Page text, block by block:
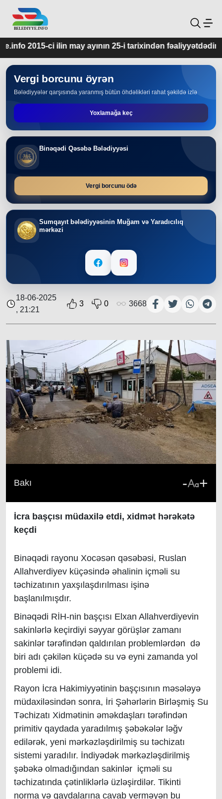
ayının 25-i tarixindən fəaliyyətdədir.
Vergi borcunu öyrən
Bələdiyyələr qarşısında yaranmış bütün öhdəlikləri rahat şəkildə izlə
Yoxlamağa keç
Binəqədi Qəsəbə Bələdiyyəsi
Vergi borcunu ödə
Sumqayıt bələdiyyəsinin Muğam və Yaradıcılıq
mərkəzi
18-06-2025
, 21:21
3 0 3668
Bakı - +
İcra başçısı müdaxilə etdi, xidmət hərəkətə
keçdi
Binəqədi rayonu Xocəsən qəsəbəsi, Ruslan
Allahverdiyev küçəsində əhalinin içməli su
təchizatının yaxşılaşdırılması işinə
başlanılmışdır.
Binəqədi RİH-nin başçısı Elxan Allahverdiyevin
sakinlərlə keçirdiyi səyyar görüşlər zamanı
sakinlər tərəfindən qaldırılan problemlərdən də
biri adı çəkilən küçədə su və eyni zamanda yol
problemi idi.
Rayon İcra Hakimiyyətinin başçısının məsələyə
müdaxiləsindən sonra, İri Şəhərlərin Birləşmiş Su
Təchizatı Xidmətinin əməkdaşları tərəfindən
primitiv qaydada yaradılmış şəbəkələr ləğv
edilərək, yeni mərkəzləşdirilmiş su təchizatı
sistemi yaradılır. İndiyədək mərkəzləşdirilmiş
şəbəkə olmadığından sakinlər içməli su
təchizatında çətinliklərlə üzləşirdilər. Tikinti
norma və qaydalarına cavab verməyən bu